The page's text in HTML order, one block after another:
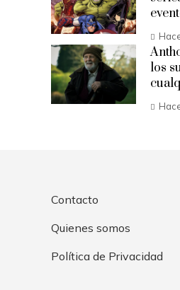
los
Contacto
Quienes somos
Política de Privacidad